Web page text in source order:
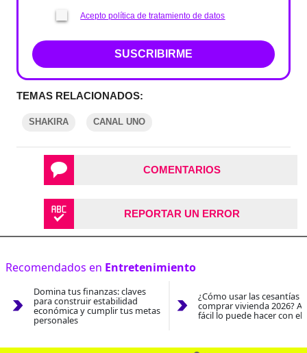
Acepto política de tratamiento de datos
SUSCRIBIRME
TEMAS RELACIONADOS:
SHAKIRA CANAL UNO
COMENTARIOS
REPORTAR UN ERROR
Recomendados en Entretenimiento
Domina tus finanzas: claves
para construir estabilidad
económica y cumplir tus metas
personales
¿Cómo usar las cesantías
comprar vivienda 2026?
fácil lo puede hacer con el